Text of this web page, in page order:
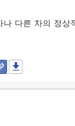
나 다른 차의 정